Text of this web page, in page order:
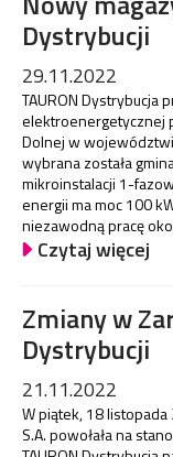
Dystrybucji
29.11.2022
TAURON Dystrybucja
elektroenergetycznej
Dolnej w
wybrana została
mikroinstalacji 1-
energii ma moc 100
niezawodną pracę
Czytaj więcej
Zmiany w
Dystrybucji
21.11.2022
W piątek, 18 listopada
S.A. powołała na